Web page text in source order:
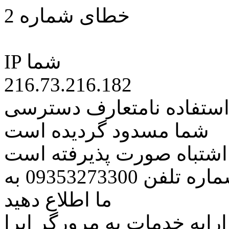
خطای شماره 2
IP شما
216.73.216.182
نامتعارف دسترسی
شما مسدود گردیده است
اشتباه صورت پذیرفته است
مراتب این مسئله را از طریق شماره تلفن 09353273300 به
ما اطلاع دهید
خدمات به مرورگر اپرا